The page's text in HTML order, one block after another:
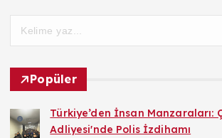
Popüler
Türkiye’den İnsan Manzaraları:
Adliyesi'nde Polis İzdihamı